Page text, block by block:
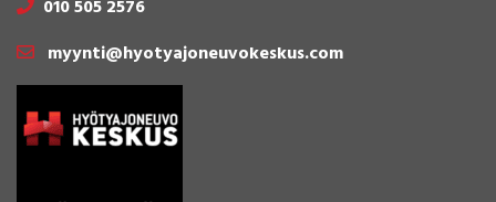
010 505 2576
myynti@hyotyajoneuvokeskus.com